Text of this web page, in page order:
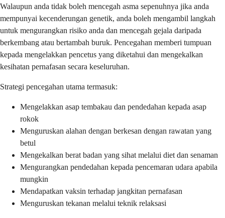
Walaupun anda tidak boleh mencegah asma sepenuhnya jika anda
mempunyai kecenderungan genetik, anda boleh mengambil langkah
untuk mengurangkan risiko anda dan mencegah gejala daripada
berkembang atau bertambah buruk. Pencegahan memberi tumpuan
kepada mengelakkan pencetus yang diketahui dan mengekalkan
kesihatan pernafasan secara keseluruhan.
Strategi pencegahan utama termasuk:
Mengelakkan asap tembakau dan pendedahan kepada asap
rokok
Menguruskan alahan dengan berkesan dengan rawatan yang
betul
Mengekalkan berat badan yang sihat melalui diet dan senaman
Mengurangkan pendedahan kepada pencemaran udara apabila
mungkin
Mendapatkan vaksin terhadap jangkitan pernafasan
Menguruskan tekanan melalui teknik relaksasi